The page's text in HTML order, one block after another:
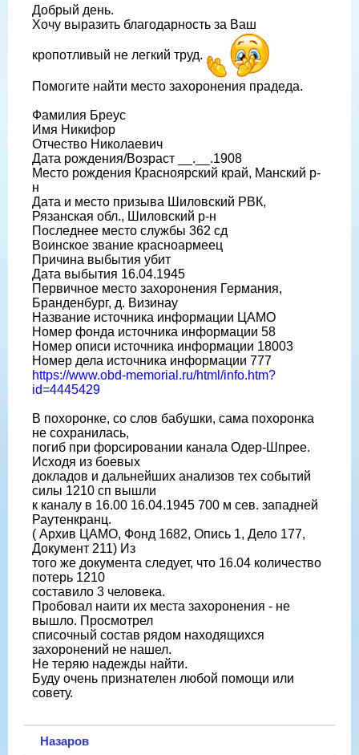
Добрый день.
Хочу выразить благодарность за Ваш
кропотливый не легкий труд.
Помогите найти место захоронения прадеда.
Фамилия Бреус
Имя Никифор
Отчество Николаевич
Дата рождения/Возраст __.__.1908
Место рождения Красноярский край, Манский р-
н
Дата и место призыва Шиловский РВК,
Рязанская обл., Шиловский р-н
Последнее место службы 362 сд
Воинское звание красноармеец
Причина выбытия убит
Дата выбытия 16.04.1945
Первичное место захоронения Германия,
Бранденбург, д. Визинау
Название источника информации ЦАМО
Номер фонда источника информации 58
Номер описи источника информации 18003
Номер дела источника информации 777
https://www.obd-memorial.ru/html/info.htm?
id=4445429
В похоронке, со слов бабушки, сама похоронка
не сохранилась,
погиб при форсировании канала Одер-Шпрее.
Исходя из боевых
докладов и дальнейших анализов тех событий
силы 1210 сп вышли
к каналу в 16.00 16.04.1945 700 м сев. западней
Раутенкранц.
( Архив ЦАМО, Фонд 1682, Опись 1, Дело 177,
Документ 211) Из
того же документа следует, что 16.04 количество
потерь 1210
составило 3 человека.
Пробовал наити их места захоронения - не
вышло. Просмотрел
списочный состав рядом находящихся
захоронений не нашел.
Не теряю надежды найти.
Буду очень признателен любой помощи или
совету.
Назаров